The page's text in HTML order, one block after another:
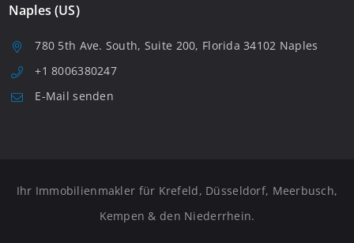
Naples (US)
780 5th Ave. South, Suite 200, Florida 34102 Naples
+1 8006380247
E-Mail senden
Ihr Immobilienmakler für Krefeld, Düsseldorf, Meerbusch,
Kempen & den Niederrhein.